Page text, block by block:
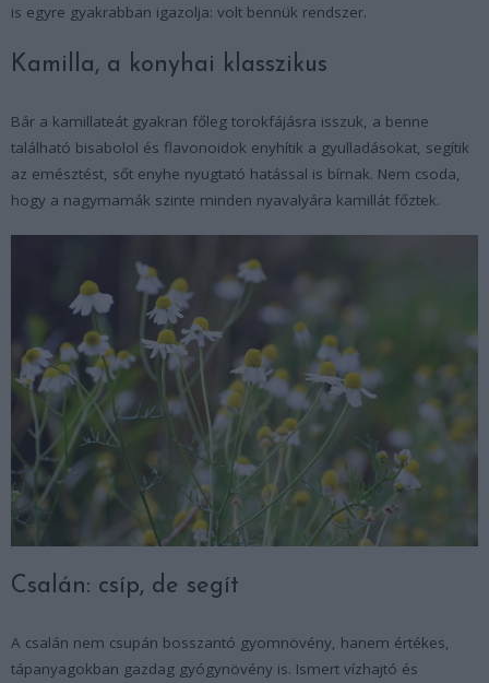
is egyre gyakrabban igazolja: volt bennük rendszer.
Kamilla, a konyhai klasszikus
Bár a kamillateát gyakran főleg torokfájásra isszuk, a benne
található bisabolol és flavonoidok enyhítik a gyulladásokat, segítik
az emésztést, sőt enyhe nyugtató hatással is bírnak. Nem csoda,
hogy a nagymamák szinte minden nyavalyára kamillát főztek.
Csalán: csíp, de segít
A csalán nem csupán bosszantó gyomnövény, hanem értékes,
tápanyagokban gazdag gyógynövény is. Ismert vízhajtó és